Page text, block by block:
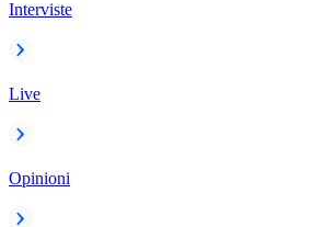
Interviste
Live
Opinioni